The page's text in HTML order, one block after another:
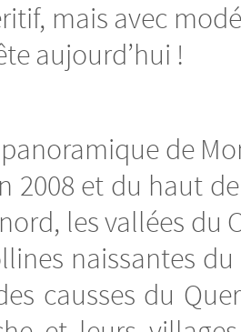
mais avec
aujourd’hui !
de
2008 et du haut
les vallées du
naissantes
causses du